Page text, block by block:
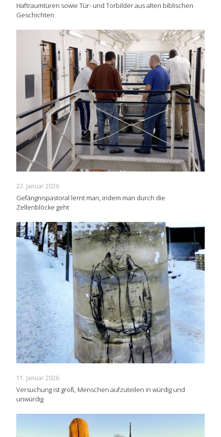
Haftraumtüren sowie Tür- und Torbilder aus alten biblischen
Geschichten
22. Januar 2026
Gefängnispastoral lernt man, indem man durch die
Zellenblöcke geht
11. Januar 2026
Versuchung ist groß, Menschen aufzuteilen in würdig und
unwürdig